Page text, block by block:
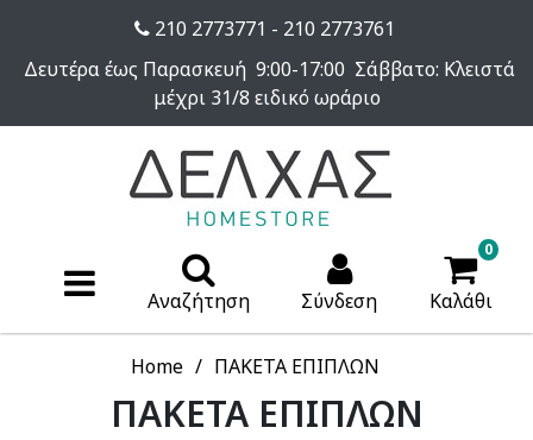
210 2773771 - 210 2773761
Δευτέρα έως Παρασκευή 9:00-17:00 Σάββατο: Κλειστά
μέχρι 31/8 ειδικό ωράριο
Αναζήτηση Σύνδεση
0
Καλάθι
Home ΠΑΚΕΤΑ ΕΠΙΠΛΩΝ
ΠΑΚΕΤΑ ΕΠΙΠΛΩΝ